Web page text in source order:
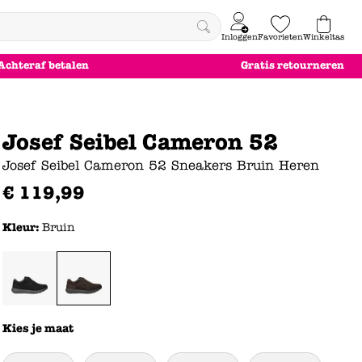
InloggenFavorietenWinkeltas
0
betalen Gratis retourneren
Josef Seibel Cameron 52
Josef Seibel Cameron 52 Sneakers Bruin Heren
€ 119,99
Kleur: Bruin
Kies je maat